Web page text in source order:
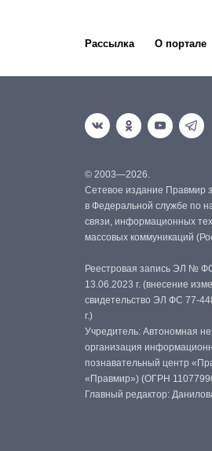
Рассылка О портале
© 2003—2026.
Сетевое издание Правмир
в Федеральной службе по
связи, информационных
массовых коммуникаций
Реестровая запись ЭЛ №
13.06.2023 г. (внесение
свидетельство ЭЛ ФС 77-
г.)
Учредитель: Автономная
организация
познавательный центр
«Правмир») (ОГРН
Главный редактор: